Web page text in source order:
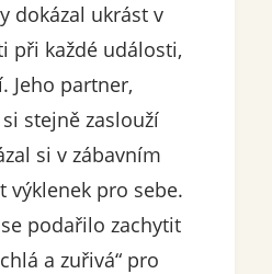
dokázal ukrást v
při každé události,
Jeho partner,
stejně zaslouží
si v zábavním
výklenek pro sebe.
podařilo zachytit
a zuřivá“ pro